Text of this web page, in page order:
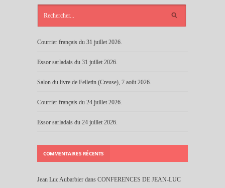
Courrier français du 31 juillet 2026.
Essor sarladais du 31 juillet 2026.
Salon du livre de Felletin (Creuse), 7 août 2026.
Courrier français du 24 juillet 2026.
Essor sarladais du 24 juillet 2026.
COMMENTAIRES RÉCENTS
Jean Luc Aubarbier dans CONFERENCES DE JEAN-LUC